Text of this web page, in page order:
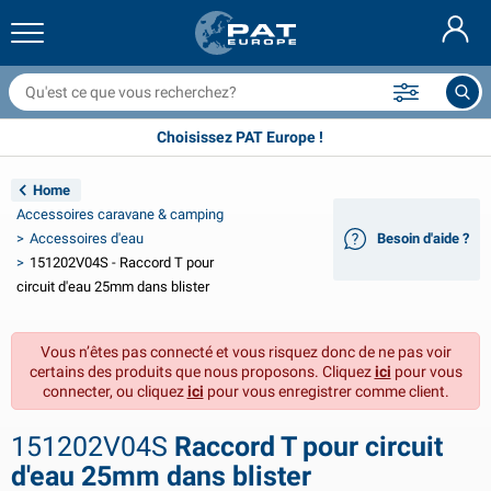
couvre remorque & accessoires
électriques pour remorque
de remorque
de remorque Aspöck
de remorque Radex
de remorque LED
de voiture
de batterie & solaire
12V & 24V
& demi-housses voiture
de protection
de caravane & camping-car
de caravane & camping-car
gaz
de maintenance
de tente
de pont
et manilles
de voile
et entretien
de protection et accessoires
& couvertures anti feu
de vélo
air
de serrage
GasStop®
Nederlands
Deutsch
English
Svenska
Dansk
Suomalainen
Choisissez PAT Europe !
Plus de 35 ans d'expérience
Home
Accessoires caravane & camping
Accessoires d'eau
151202V04S - Raccord T pour
circuit d'eau 25mm dans blister
Besoin d'aide ?
Vous n’êtes pas connecté et vous risquez donc de ne pas voir
certains des produits que nous proposons. Cliquezici pour vous
connecter, ou cliquezici pour vous enregistrer comme client.
151202V04S Raccord T pour circuit
d'eau 25mm dans blister